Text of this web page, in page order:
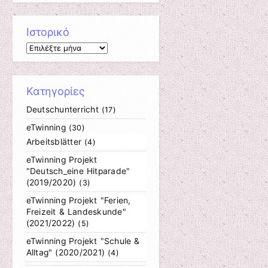
Ιστορικό
Ιστορικό
Κατηγορίες
Deutschunterricht(17)
eTwinning(30)
Arbeitsblätter (4)
eTwinning Projekt
"Deutsch_eine Hitparade"
(2019/2020) (3)
eTwinning Projekt "Ferien,
Freizeit & Landeskunde"
(2021/2022) (5)
eTwinning Projekt "Schule &
Alltag" (2020/2021) (4)